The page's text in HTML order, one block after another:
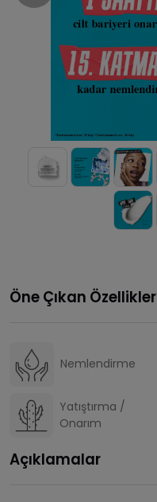
Öne Çıkan Özellikler
Nemlendirme
Yatıştırma /
Onarım
Açıklamalar